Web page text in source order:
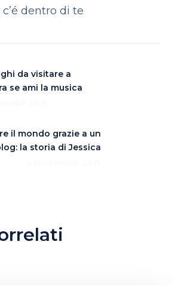
dentro di te
da visitare a
se ami la musica
il mondo grazie a un
la storia di Jessica